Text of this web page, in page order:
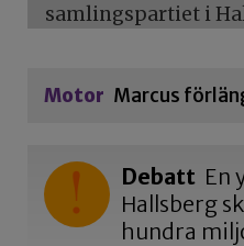
samlingspartiet i
Motor Marcus
Debatt En
Hallsberg
hundra